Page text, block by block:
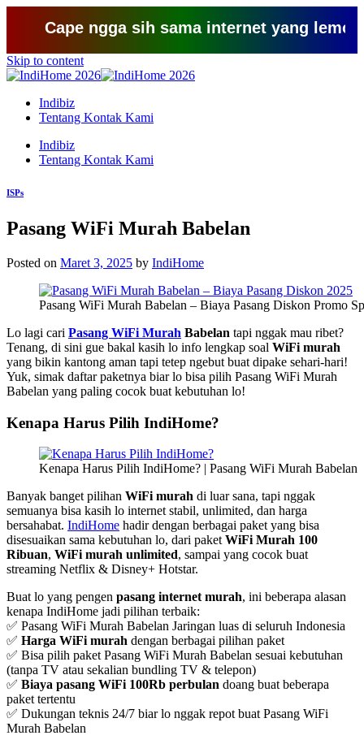
Cape ngga sih sama internet yang lemot?
Skip to content
Indibiz
Tentang Kontak Kami
Indibiz
Tentang Kontak Kami
ISPs
Pasang WiFi Murah Babelan
Posted on Maret 3, 2025 by IndiHome
Pasang WiFi Murah Babelan – Biaya Pasang Diskon Promo
Lo lagi cari Pasang WiFi Murah Babelan tapi nggak mau ribet?
Tenang, di sini gue bakal kasih lo info lengkap soal WiFi murah
yang bikin kantong aman tapi tetep ngebut buat dipake sehari-hari!
Yuk, simak daftar paketnya biar lo bisa pilih Pasang WiFi Murah
Babelan yang paling cocok buat kebutuhan lo!
Kenapa Harus Pilih IndiHome?
Kenapa Harus Pilih IndiHome? | Pasang WiFi Murah Babelan
Banyak banget pilihan WiFi murah di luar sana, tapi nggak
semuanya bisa kasih lo internet stabil, unlimited, dan harga
bersahabat. IndiHome hadir dengan berbagai paket yang bisa
disesuaikan sama kebutuhan lo, dari paket WiFi Murah 100
Ribuan, WiFi murah unlimited, sampai yang cocok buat
streaming Netflix & Disney+ Hotstar.
Buat lo yang pengen pasang internet murah, ini beberapa alasan
kenapa IndiHome jadi pilihan terbaik:
✅ Pasang WiFi Murah Babelan Jaringan luas di seluruh Indonesia
✅ Harga WiFi murah dengan berbagai pilihan paket
✅ Bisa pilih paket Pasang WiFi Murah Babelan sesuai kebutuhan
(tanpa TV atau sekalian bundling TV & telepon)
✅ Biaya pasang WiFi 100Rb perbulan doang buat beberapa
paket tertentu
✅ Dukungan teknis 24/7 biar lo nggak repot buat Pasang WiFi
Murah Babelan